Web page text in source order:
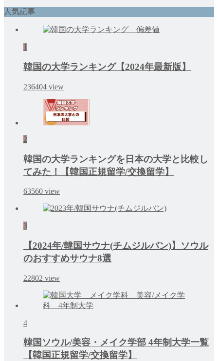
人気記事
1
韓国の大学ランキング【2024年最新版】
236404 view
2
韓国の大学ランキングを日本の大学と比較し
てみた！【韓国正規留学/交換留学】
63560 view
3
【2024年/韓国サウナ(チムジルバン)】ソウル
のおすすめサウナ8選
22802 view
4
韓国ソウル/美容・メイク学部 4年制大学一覧
【韓国正規留学/交換留学】